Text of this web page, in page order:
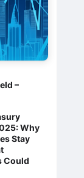
–
Why
Stay
Could